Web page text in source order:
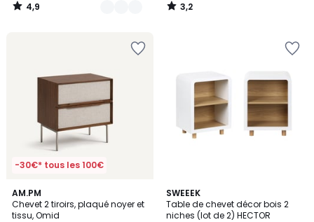
4,9
/
3,2
/
-30€* tous les 100€
AM.PM
Chevet 2 tiroirs, plaqué noyer et
tissu, Omid
5
/
5
SWEEEK
Table de chevet décor bois 2
niches (lot de 2) HECTOR
2,8
/ 5